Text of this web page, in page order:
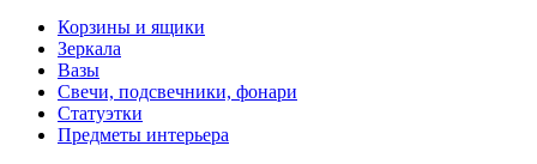
Корзины и ящики
Зеркала
Вазы
Свечи, подсвечники, фонари
Статуэтки
Предметы интерьера